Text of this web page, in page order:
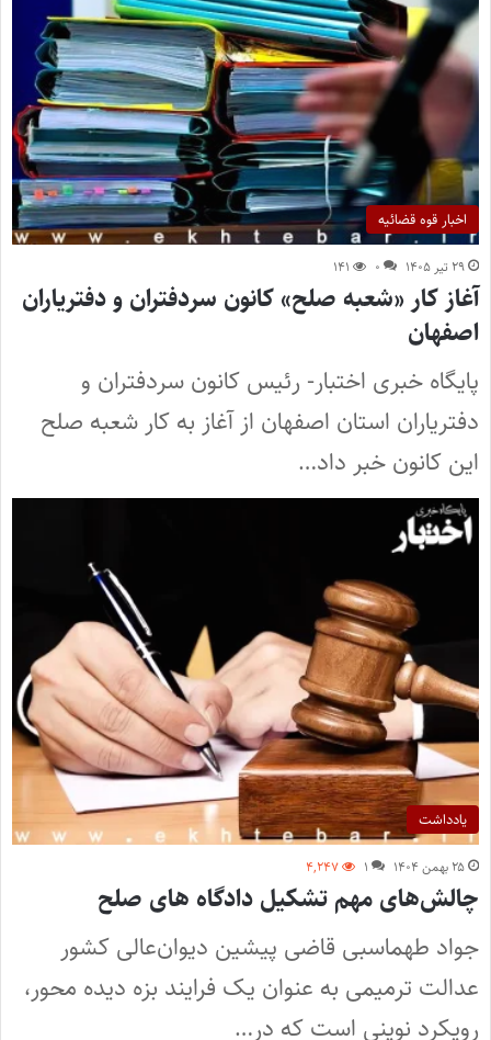
اخبار قوه قضائیه
۲۹ تیر ۱۴۰۵ ۰ ۱۴۱
آغاز کار «شعبه صلح» کانون سردفتران و دفتریاران
اصفهان
پایگاه خبری اختبار- رئیس کانون سردفتران و
دفتریاران استان اصفهان از آغاز به کار شعبه صلح
این کانون خبر داد…
یادداشت
۲۵ بهمن ۱۴۰۴ ۱ ۴,۲۴۷
چالش‌های مهم تشکیل دادگاه های صلح
جواد طهماسبی قاضی پیشین دیوان‌­عالی کشور
عدالت ترمیمی به عنوان یک فرایند بزه دیده محور،
رویکرد نوینی است که در…